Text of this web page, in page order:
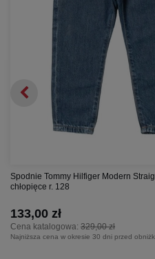
Spodnie Tommy Hilfiger Modern
chłopięce r. 128
Cena katalogowa: 329,00 zł
133,00 zł
Najniższa cena w okresie 30 dni przed